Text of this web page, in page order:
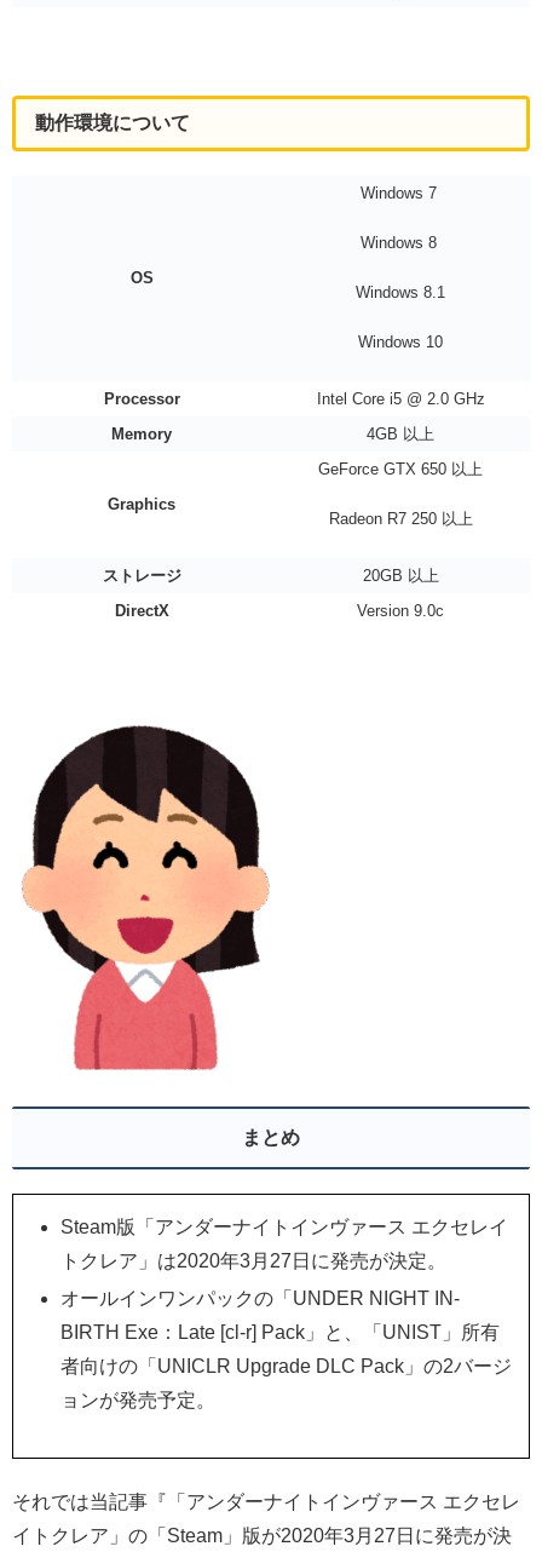
動作環境について
OS
Windows 7
Windows 8
Windows 8.1
Windows 10
Processor
Intel Core i5 @ 2.0 GHz
Memory
4GB 以上
Graphics
GeForce GTX 650 以上
Radeon R7 250 以上
ストレージ
20GB 以上
DirectX
Version 9.0c
まとめ
Steam版「アンダーナイトインヴァース エクセレイ
トクレア」は2020年3月27日に発売が決定。
オールインワンパックの「UNDER NIGHT IN-
BIRTH Exe：Late [cl-r] Pack」と、「UNIST」所有
者向けの「UNICLR Upgrade DLC Pack」の2バージ
ョンが発売予定。
それでは当記事『「アンダーナイトインヴァース エクセレ
イトクレア」の「Steam」版が2020年3月27日に発売が決